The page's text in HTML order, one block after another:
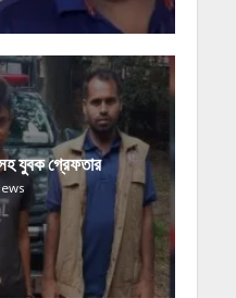
যুবক গ্রেফতার